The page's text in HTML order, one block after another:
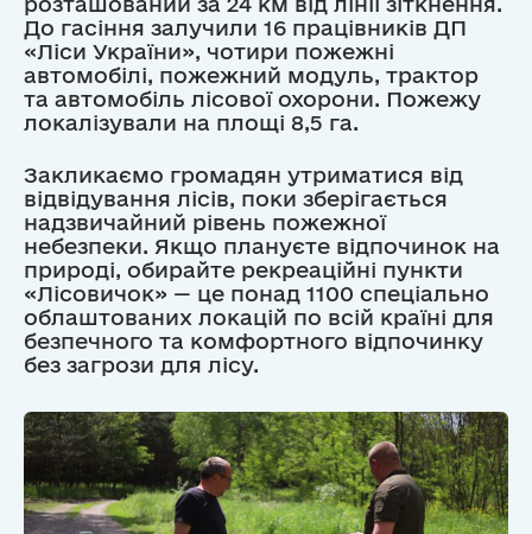
До гасіння залучили 16 працівників ДП
«Ліси України», чотири пожежні
автомобілі, пожежний модуль, трактор
та автомобіль лісової охорони. Пожежу
локалізували на площі 8,5 га.
Закликаємо громадян утриматися від
відвідування лісів, поки зберігається
надзвичайний рівень пожежної
небезпеки. Якщо плануєте відпочинок на
природі, обирайте рекреаційні пункти
«Лісовичок» — це понад 1100 спеціально
облаштованих локацій по всій країні для
безпечного та комфортного відпочинку
без загрози для лісу.